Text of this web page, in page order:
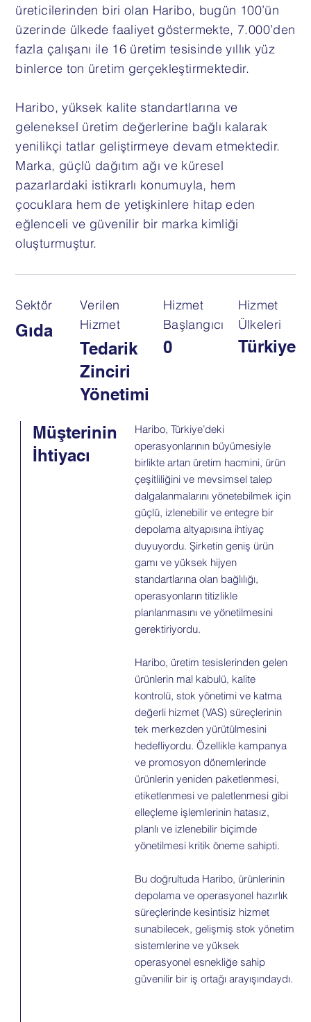
üreticilerinden biri olan Haribo, bugün 100’ün
üzerinde ülkede faaliyet göstermekte, 7.000’den
fazla çalışanı ile 16 üretim tesisinde yıllık yüz
binlerce ton üretim gerçekleştirmektedir.
Haribo, yüksek kalite standartlarına ve
geleneksel üretim değerlerine bağlı kalarak
yenilikçi tatlar geliştirmeye devam etmektedir.
Marka, güçlü dağıtım ağı ve küresel
pazarlardaki istikrarlı konumuyla, hem
çocuklara hem de yetişkinlere hitap eden
eğlenceli ve güvenilir bir marka kimliği
oluşturmuştur.
Sektör
Gıda
Verilen
Hizmet
Tedarik
Zinciri
Yönetimi
Hizmet
Başlangıcı
0
Hizmet
Ülkeleri
Türkiye
Haribo, Türkiye’deki
operasyonlarının büyümesiyle
birlikte artan üretim hacmini, ürün
çeşitliliğini ve mevsimsel talep
dalgalanmalarını yönetebilmek için
güçlü, izlenebilir ve entegre bir
depolama altyapısına ihtiyaç
duyuyordu. Şirketin geniş ürün
gamı ve yüksek hijyen
standartlarına olan bağlılığı,
operasyonların titizlikle
planlanmasını ve yönetilmesini
gerektiriyordu.
Haribo, üretim tesislerinden gelen
ürünlerin mal kabulü, kalite
kontrolü, stok yönetimi ve katma
değerli hizmet (VAS) süreçlerinin
tek merkezden yürütülmesini
hedefliyordu. Özellikle kampanya
ve promosyon dönemlerinde
ürünlerin yeniden paketlenmesi,
etiketlenmesi ve paletlenmesi gibi
elleçleme işlemlerinin hatasız,
planlı ve izlenebilir biçimde
yönetilmesi kritik öneme sahipti.
Bu doğrultuda Haribo, ürünlerinin
depolama ve operasyonel hazırlık
süreçlerinde kesintisiz hizmet
sunabilecek, gelişmiş stok yönetim
sistemlerine ve yüksek
operasyonel esnekliğe sahip
güvenilir bir iş ortağı arayışındaydı.
Müşterinin
İhtiyacı